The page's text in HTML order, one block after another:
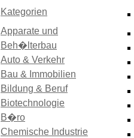
Kategorien
Apparate und
Beh�lterbau
Auto & Verkehr
Bau & Immobilien
Bildung & Beruf
Biotechnologie
B�ro
Chemische Industrie